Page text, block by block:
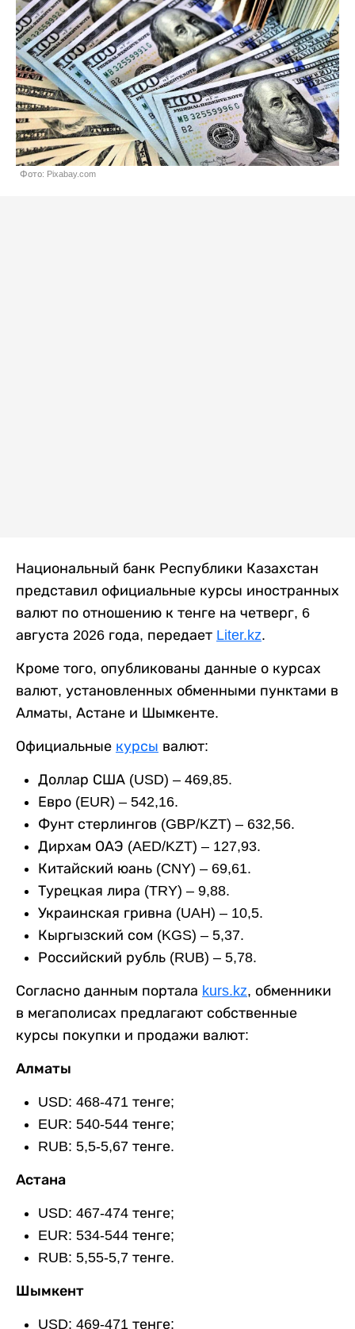
Фото: Pixabay.com
Национальный банк Республики Казахстан
представил официальные курсы иностранных
валют по отношению к тенге на четверг, 6
августа 2026 года, передает Liter.kz.
Кроме того, опубликованы данные о курсах
валют, установленных обменными пунктами в
Алматы, Астане и Шымкенте.
Официальные курсы валют:
Доллар США (USD) – 469,85.
Евро (EUR) – 542,16.
Фунт стерлингов (GBP/KZT) – 632,56.
Дирхам ОАЭ (AED/KZT) – 127,93.
Китайский юань (CNY) – 69,61.
Турецкая лира (TRY) – 9,88.
Украинская гривна (UAH) – 10,5.
Кыргызский сом (KGS) – 5,37.
Российский рубль (RUB) – 5,78.
Согласно данным портала kurs.kz, обменники
в мегаполисах предлагают собственные
курсы покупки и продажи валют:
Алматы
USD: 468-471 тенге;
EUR: 540-544 тенге;
RUB: 5,5-5,67 тенге.
Астана
USD: 467-474 тенге;
EUR: 534-544 тенге;
RUB: 5,55-5,7 тенге.
Шымкент
USD: 469-471 тенге;